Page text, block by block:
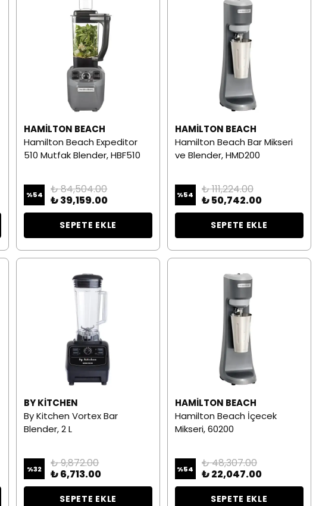
HAMILTON BEACH
Hamilton Beach Expeditor
510 Mutfak Blender, HBF510
%54
₺ 84,504.00
₺ 39,159.00
SEPETE EKLE
HAMILTON BEACH
Hamilton Beach Bar Mikseri
ve Blender, HMD200
%54
₺ 111,224.00
₺ 50,742.00
SEPETE EKLE
BY KITCHEN
By Kitchen Vortex Bar
Blender, 2 L
%32
₺ 9,872.00
₺ 6,713.00
SEPETE EKLE
HAMILTON BEACH
Hamilton Beach İçecek
Mikseri, 60200
%54
₺ 48,307.00
₺ 22,047.00
SEPETE EKLE